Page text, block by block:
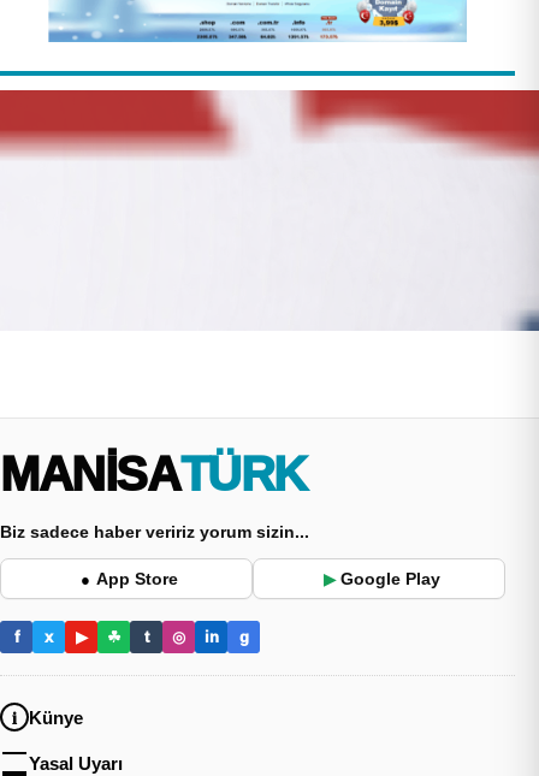
MANİSA TÜRK
Biz sadece haber veririz yorum sizin...
● App Store ▶ Google Play
f x ▶ ☘ t ◎ in g
Künye
Yasal Uyarı